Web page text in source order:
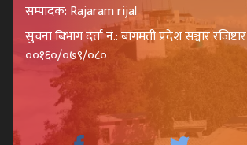
सम्पादक: Rajaram rijal
सुचना बिभाग दर्ता नं.: बागमती प्रदेश सञ्चार रजिष्टार
००१६०/०७९/०८०